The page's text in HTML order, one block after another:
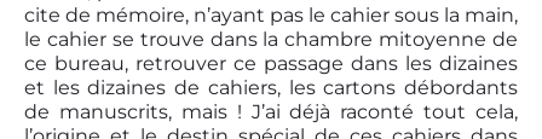
cite de mémoire, n’ayant pas le cahier sous la main,
le cahier se trouve dans la chambre mitoyenne de
ce bureau, retrouver ce passage dans les dizaines
et les dizaines de cahiers, les cartons débordants
de manuscrits, mais ! J’ai déjà raconté tout cela,